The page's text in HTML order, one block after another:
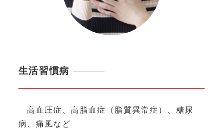
生活習慣病
高血圧症、高脂血症（脂質異常症）、糖尿
病、痛風など